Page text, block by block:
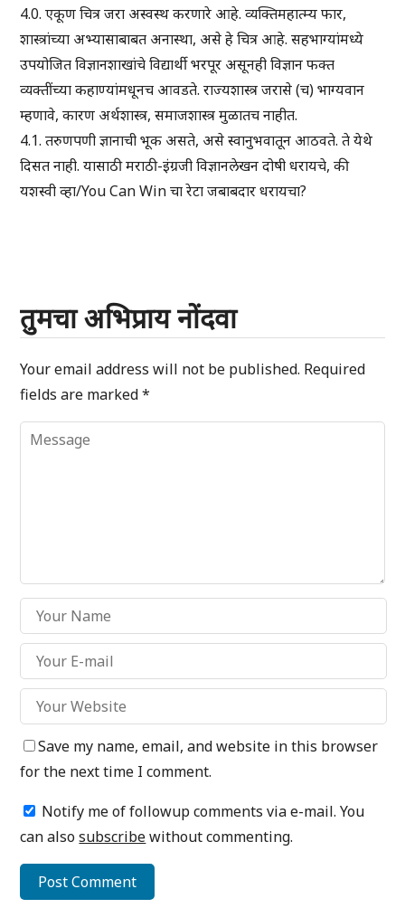
4.0. एकूण चित्र जरा अस्वस्थ करणारे आहे. व्यक्तिमहात्म्य फार,
शास्त्रांच्या अभ्यासाबाबत अनास्था, असे हे चित्र आहे. सहभाग्यांमध्ये
उपयोजित विज्ञानशाखांचे विद्यार्थी भरपूर असूनही विज्ञान फक्त
व्यक्तींच्या कहाण्यांमधूनच आवडते. राज्यशास्त्र जरासे (च) भाग्यवान
म्हणावे, कारण अर्थशास्त्र, समाजशास्त्र मुळातच नाहीत.
4.1. तरुणपणी ज्ञानाची भूक असते, असे स्वानुभवातून आठवते. ते येथे
दिसत नाही. यासाठी मराठी-इंग्रजी विज्ञानलेखन दोषी धरायचे, की
यशस्वी व्हा/You Can Win चा रेटा जबाबदार धरायचा?
तुमचा अभिप्राय नोंदवा
Your email address will not be published. Required
fields are marked*
Save my name, email, and website in this browser
for the next time I comment.
Notify me of followup comments via e-mail. You
can alsosubscribewithout commenting.